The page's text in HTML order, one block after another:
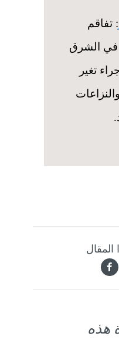
: تفاقم
في الشرق
تغير
هذه